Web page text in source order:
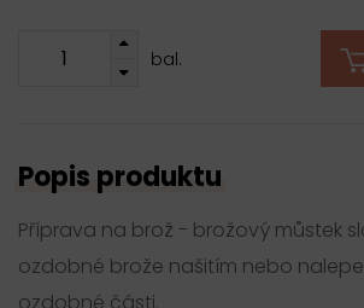
bal.
Popis produktu
Příprava na brož - brožový můstek
ozdobné brože našitím nebo